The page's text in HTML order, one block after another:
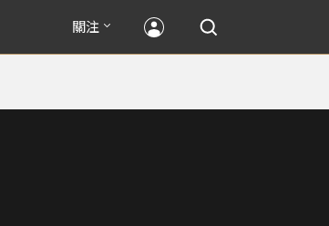
關注